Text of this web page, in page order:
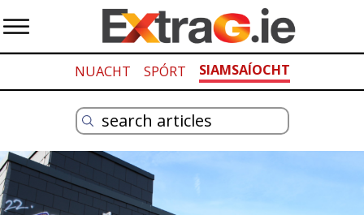
NUACHT SPÓRT SIAMSAÍOCHT